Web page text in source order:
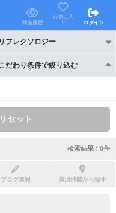
閲覧履歴
お気に入
り
ログイン
リフレクソロジー
だわり条件で絞り込む
だわり条件で絞り込む
リピーター割引あり
セット
検索結果 : 0件
ブログ速報 周辺地図から探す